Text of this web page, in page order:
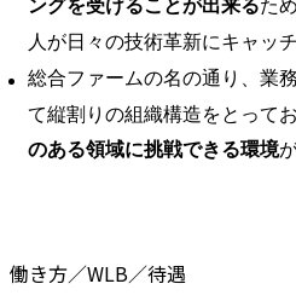
ングを受けることが出来るた
人が日々の技術革新にキャッ
総合ファームの名の通り、業
て縦割りの組織構造をとってお
のある領域に挑戦できる環境
働き方／WLB／待遇